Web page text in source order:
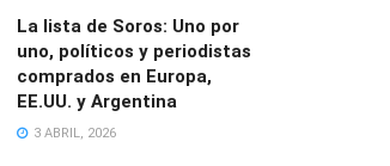
La lista de Soros: Uno por
uno, políticos y periodistas
comprados en Europa,
EE.UU. y Argentina
3 ABRIL, 2026